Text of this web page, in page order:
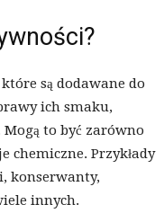
są dodawane do
ich smaku,
to być zarówno
chemiczne. Przykłady
konserwanty,
innych.